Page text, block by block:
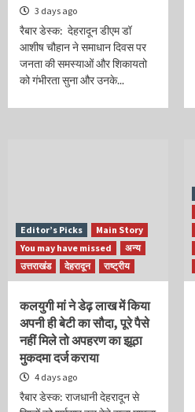
3 days ago
रैबार डेस्क: देहरादून डीएम डॉ
आशीष चौहान ने समाधान दिवस पर
जनता की समस्याओं और शिकायतो
को गंभीरता सुना और उनके...
Editor’s Picks
Main Story
You may have missed
अन्य
उत्तराखंड
देहरादून राष्ट्रीय
कलयुगी मां ने डेढ़ लाख में किया
अपनी ही बेटी का सौदा, पूरे पैसे
नहीं मिले तो अपहरण का झूठा
मुकदमा दर्ज कराया
4 days ago
रैबार डेस्क: राजधानी देहरादून से